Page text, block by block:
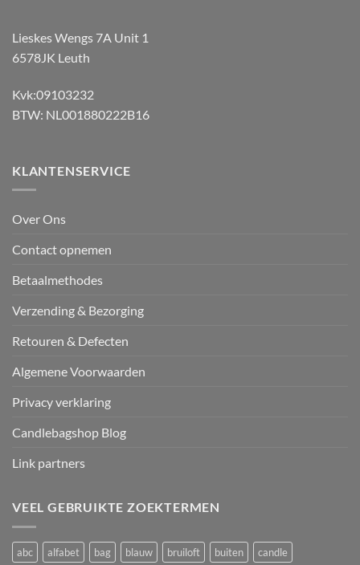
Lieskes Wengs 7A Unit 1
6578JK Leuth
Kvk:09103232
BTW: NL001880222B16
KLANTENSERVICE
Over Ons
Contact opnemen
Betaalmethodes
Verzending & Bezorging
Retouren & Defecten
Algemene Voorwaarden
Privacy verklaring
Candlebagshop Blog
Link partners
VEEL GEBRUIKTE ZOEKTERMEN
abc alfabet bag blauw bruiloft buiten
candle